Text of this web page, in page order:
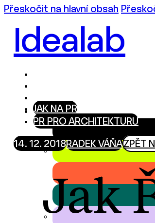
Přeskočit na hlavní obsah
Idealab
JAK NA PR
PR PRO ARCHITEKTURU
14. 12. 2018RADEK VÁŇAZPĚT
Jak